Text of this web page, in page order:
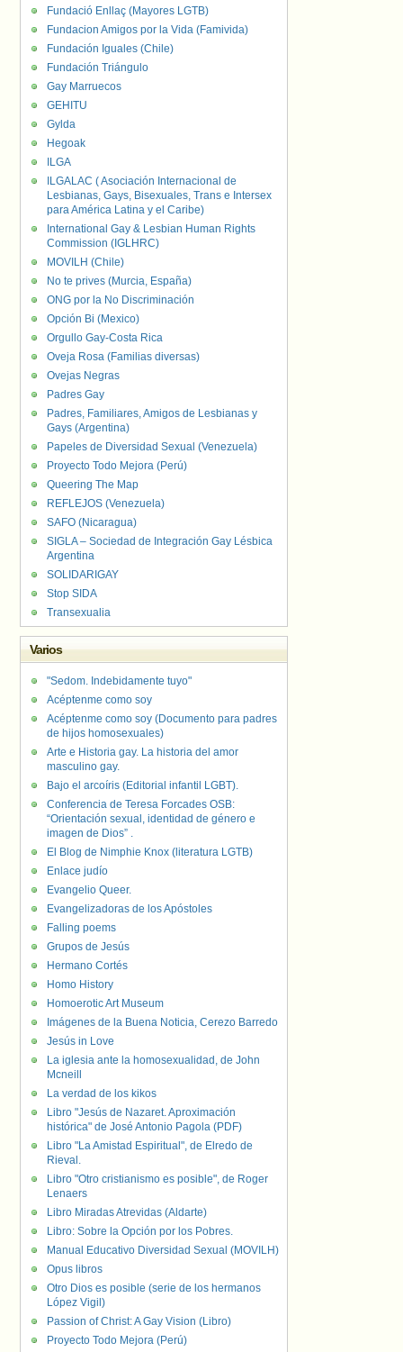
Fundació Enllaç (Mayores LGTB)
Fundacion Amigos por la Vida (Famivida)
Fundación Iguales (Chile)
Fundación Triángulo
Gay Marruecos
GEHITU
Gylda
Hegoak
ILGA
ILGALAC ( Asociación Internacional de
Lesbianas, Gays, Bisexuales, Trans e Intersex
para América Latina y el Caribe)
International Gay & Lesbian Human Rights
Commission (IGLHRC)
MOVILH (Chile)
No te prives (Murcia, España)
ONG por la No Discriminación
Opción Bi (Mexico)
Orgullo Gay-Costa Rica
Oveja Rosa (Familias diversas)
Ovejas Negras
Padres Gay
Padres, Familiares, Amigos de Lesbianas y
Gays (Argentina)
Papeles de Diversidad Sexual (Venezuela)
Proyecto Todo Mejora (Perú)
Queering The Map
REFLEJOS (Venezuela)
SAFO (Nicaragua)
SIGLA – Sociedad de Integración Gay Lésbica
Argentina
SOLIDARIGAY
Stop SIDA
Transexualia
Varios
"Sedom. Indebidamente tuyo"
Acéptenme como soy
Acéptenme como soy (Documento para padres
de hijos homosexuales)
Arte e Historia gay. La historia del amor
masculino gay.
Bajo el arcoíris (Editorial infantil LGBT).
Conferencia de Teresa Forcades OSB:
“Orientación sexual, identidad de género e
imagen de Dios” .
El Blog de Nimphie Knox (literatura LGTB)
Enlace judío
Evangelio Queer.
Evangelizadoras de los Apóstoles
Falling poems
Grupos de Jesús
Hermano Cortés
Homo History
Homoerotic Art Museum
Imágenes de la Buena Noticia, Cerezo Barredo
Jesús in Love
La iglesia ante la homosexualidad, de John
Mcneill
La verdad de los kikos
Libro "Jesús de Nazaret. Aproximación
histórica" de José Antonio Pagola (PDF)
Libro "La Amistad Espiritual", de Elredo de
Rieval.
Libro "Otro cristianismo es posible", de Roger
Lenaers
Libro Miradas Atrevidas (Aldarte)
Libro: Sobre la Opción por los Pobres.
Manual Educativo Diversidad Sexual (MOVILH)
Opus libros
Otro Dios es posible (serie de los hermanos
López Vigil)
Passion of Christ: A Gay Vision (Libro)
Proyecto Todo Mejora (Perú)